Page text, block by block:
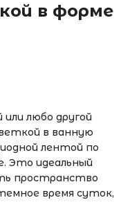
в форме
любо другой
в ванную
лентой по
Это идеальный
пространство
время суток,